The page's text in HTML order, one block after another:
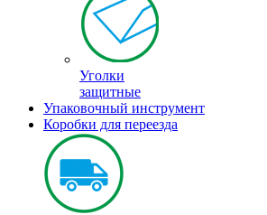
Уголки
защитные
Упаковочный инструмент
Коробки для переезда